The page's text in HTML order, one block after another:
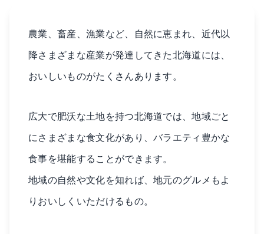
農業、畜産、漁業など、自然に恵まれ、近代以
降さまざまな産業が発達してきた北海道には、
おいしいものがたくさんあります。
広大で肥沃な土地を持つ北海道では、地域ごと
にさまざまな食文化があり、バラエティ豊かな
食事を堪能することができます。
地域の自然や文化を知れば、地元のグルメもよ
りおいしくいただけるもの。